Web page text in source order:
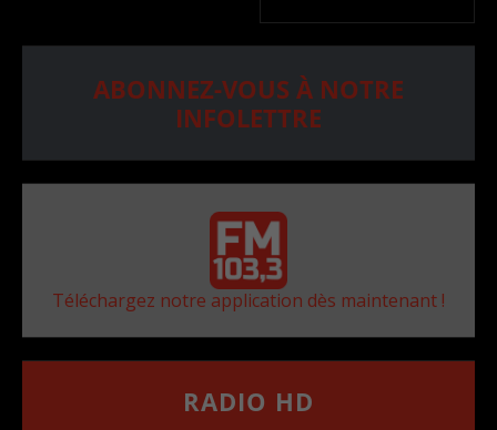
ABONNEZ-VOUS À NOTRE
INFOLETTRE
Téléchargez notre application dès maintenant !
RADIO HD